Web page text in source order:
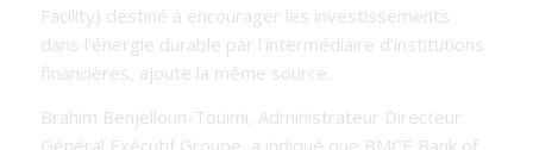
Facility) destiné à encourager les investissements
dans l’énergie durable par l’intermédiaire d’institutions
financières, ajoute la même source.
Brahim Benjelloun-Touimi, Administrateur Directeur
Général Exécutif Groupe, a indiqué que BMCE Bank of